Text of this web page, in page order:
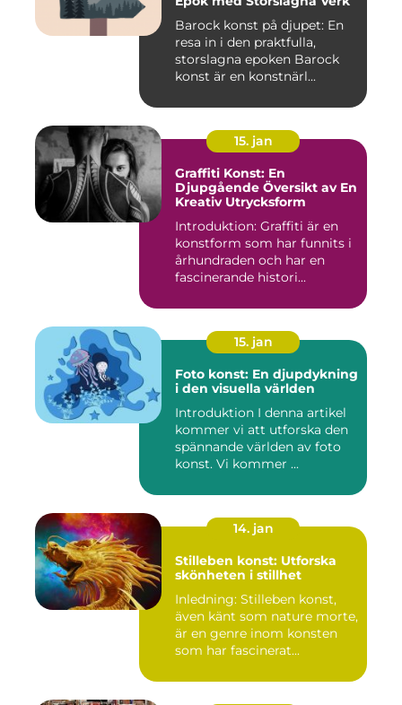
Barock konst på djupet: En
resa in i den praktfulla,
storslagna epoken Barock
konst är en konstnärl...
15. jan
Graffiti Konst: En
Djupgående Översikt av En
Kreativ Utrycksform
Introduktion: Graffiti är en
konstform som har funnits i
århundraden och har en
fascinerande histori...
15. jan
Foto konst: En djupdykning
i den visuella världen
Introduktion I denna artikel
kommer vi att utforska den
spännande världen av foto
konst. Vi kommer ...
14. jan
Stilleben konst: Utforska
skönheten i stillhet
Inledning: Stilleben konst,
även känt som nature morte,
är en genre inom konsten
som har fascinerat...